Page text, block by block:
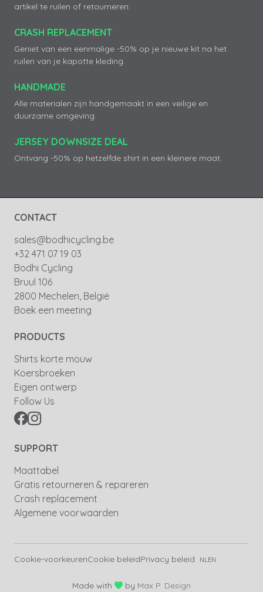
artikel te ruilen of retourneren.
CRASH REPLACEMENT
Geniet van een eenmalige -50% op je nieuwe kit na het
ruilen van je kapotte kleding.
HANDMADE
Alle materialen zijn handgemaakt in een veilige en
duurzame omgeving.
JERSEY DOWNSIZE DEAL
Ontvang -50% op hetzelfde shirt in een kleinere maat.
CONTACT
sales@bodhicycling.be
+32 471 07 19 03
Bodhi Cycling
Bruul 106
2800 Mechelen, België
Boek een meeting
PRODUCTS
Shirts korte mouw
Koersbroeken
Eigen ontwerp
Follow Us
SUPPORT
Maattabel
Gratis retourneren & repareren
Crash replacement
Algemene voorwaarden
Cookie-voorkeurenCookie beleidPrivacy beleid NL EN
Made with loveby Max P. Design